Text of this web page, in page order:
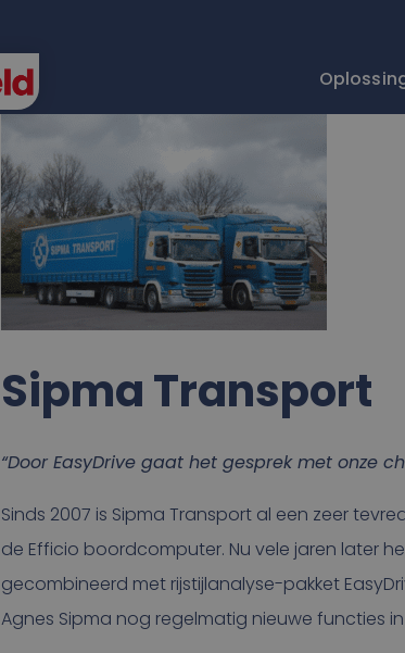
FLEET
Sipma Transport
“Door EasyDrive gaat het gesprek met onze
Sinds 2007 is Sipma Transport al een zeer
de Efficio boordcomputer. Nu vele jaren later
gecombineerd met rijstijlanalyse-pakket
Agnes Sipma nog regelmatig nieuwe functies